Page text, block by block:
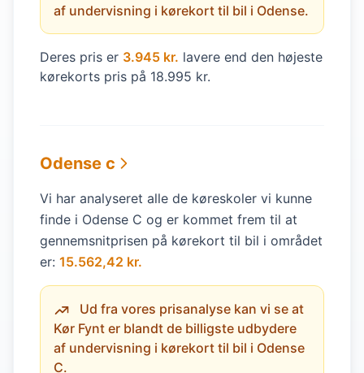
af undervisning i kørekort til bil i Odense.
Deres pris er 3.945 kr. lavere end den højeste
kørekorts pris på 18.995 kr.
Odense c
Vi har analyseret alle de køreskoler vi kunne
finde i Odense C og er kommet frem til at
gennemsnitprisen på kørekort til bil i området
er: 15.562,42 kr.
Ud fra vores prisanalyse kan vi se at
Kør Fynt er blandt de billigste udbydere
af undervisning i kørekort til bil i Odense
C.